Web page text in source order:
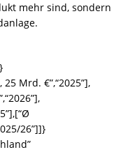
mehr sind, sondern
Mrd. €”,“2025”],
26”]]}